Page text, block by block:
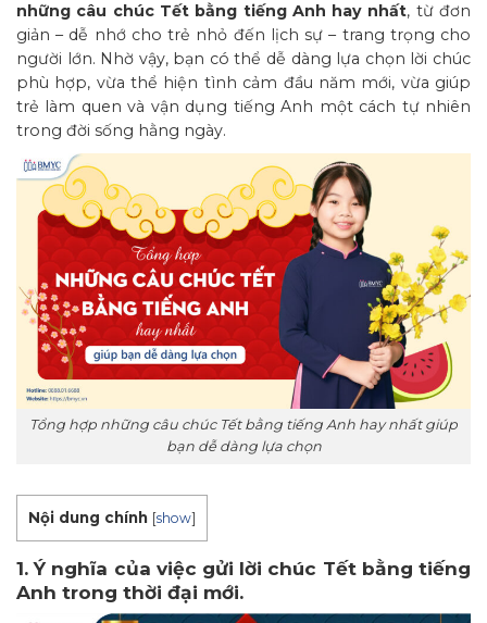
những câu chúc Tết bằng tiếng Anh hay nhất, từ đơn
giản – dễ nhớ cho trẻ nhỏ đến lịch sự – trang trọng cho
người lớn. Nhờ vậy, bạn có thể dễ dàng lựa chọn lời chúc
phù hợp, vừa thể hiện tình cảm đầu năm mới, vừa giúp
trẻ làm quen và vận dụng tiếng Anh một cách tự nhiên
trong đời sống hằng ngày.
Tổng hợp những câu chúc Tết bằng tiếng Anh hay nhất giúp
bạn dễ dàng lựa chọn
Nội dung chính [show]
1. Ý nghĩa của việc gửi lời chúc Tết bằng tiếng
Anh trong thời đại mới.